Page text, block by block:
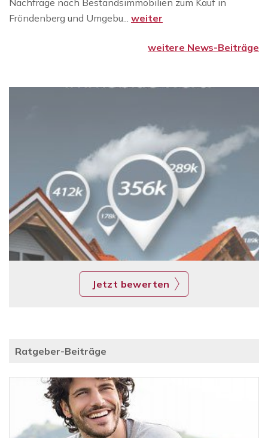
Nachfrage nach Bestandsimmobilien zum Kauf in
Fröndenberg und Umgebu... weiter
weitere News-Beiträge
Jetzt bewerten
Ratgeber-Beiträge